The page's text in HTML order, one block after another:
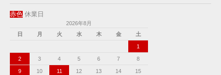
赤色 休業日
2026年8月
日
月 火 水 木 金 土
1
2 3 4 5 6 7 8
9 10 11 12 13 14 15